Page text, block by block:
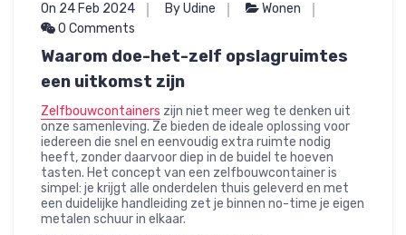
On 24 Feb 2024 By Udine
Wonen
0 Comments
Waarom doe-het-zelf opslagruimtes
een uitkomst zijn
Zelfbouwcontainers zijn niet meer weg te denken uit
onze samenleving. Ze bieden de ideale oplossing voor
iedereen die snel en eenvoudig extra ruimte nodig
heeft, zonder daarvoor diep in de buidel te hoeven
tasten. Het concept van een zelfbouwcontainer is
simpel: je krijgt alle onderdelen thuis geleverd en met
een duidelijke handleiding zet je binnen no-time je eigen
metalen schuur in elkaar.